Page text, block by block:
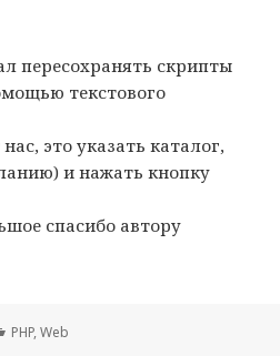
пересохранять скрипты
текстового
это указать каталог,
и нажать кнопку
спасибо автору
Рубрики
PHP,Web